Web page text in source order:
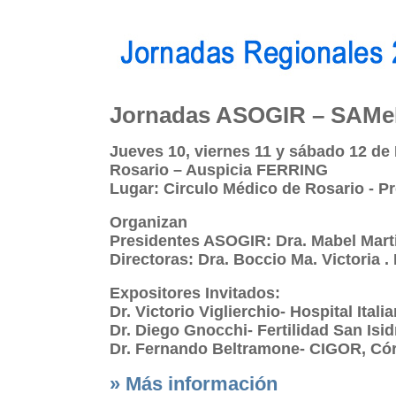
Jornadas ASOGIR –
Jueves 10, viernes 11 y sábado 12 de
Rosario – Auspicia FERRING
Lugar: Circulo Médico de Rosario -
Organizan
Presidentes ASOGIR: Dra. Mabel
Directoras: Dra. Boccio Ma. Victoria
Expositores Invitados:
Dr. Victorio Viglierchio- Hospital
Dr. Diego Gnocchi- Fertilidad San
Dr. Fernando Beltramone- CIGOR,
» Más información